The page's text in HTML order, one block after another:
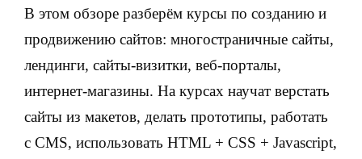
В этом обзоре разберём курсы по созданию и
продвижению сайтов: многостраничные сайты,
лендинги, сайты-визитки, веб-порталы,
интернет-магазины. На курсах научат верстать
сайты из макетов, делать прототипы, работать
с CMS, использовать HTML + CSS + Javascript,